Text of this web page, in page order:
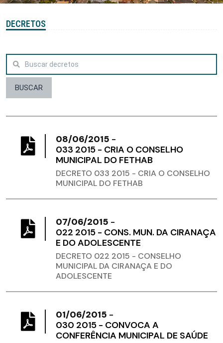
DECRETOS
BUSCAR
08/06/2015 -
033 2015 - CRIA O CONSELHO
MUNICIPAL DO FETHAB
DECRETO 033 2015 - CRIA O CONSELHO
MUNICIPAL DO FETHAB
07/06/2015 -
022 2015 - CONS. MUN. DA CIRANAÇA
E DO ADOLESCENTE
DECRETO 022 2015 - CONSELHO
MUNICIPAL DA CIRANAÇA E DO
ADOLESCENTE
01/06/2015 -
030 2015 - CONVOCA A
CONFERÊNCIA MUNICIPAL DE SAÚDE